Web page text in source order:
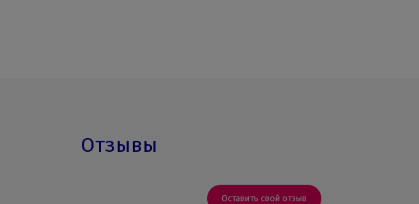
Отзывы
Оставить свой отзыв